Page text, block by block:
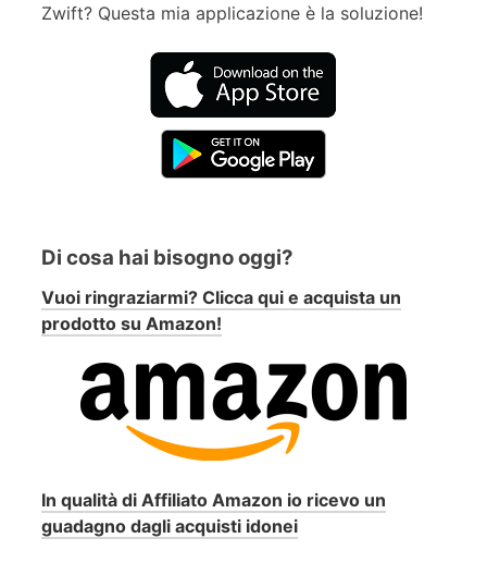
Zwift? Questa mia applicazione è la soluzione!
Di cosa hai bisogno oggi?
Vuoi ringraziarmi? Clicca qui e acquista un
prodotto su Amazon!
In qualità di Affiliato Amazon io ricevo un
guadagno dagli acquisti idonei